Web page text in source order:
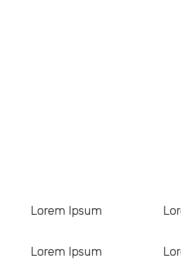
Lorem Ipsum
Lorem Ipsum